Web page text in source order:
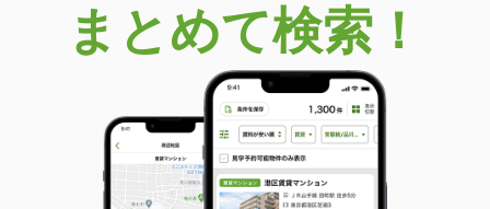
まとめて検索！